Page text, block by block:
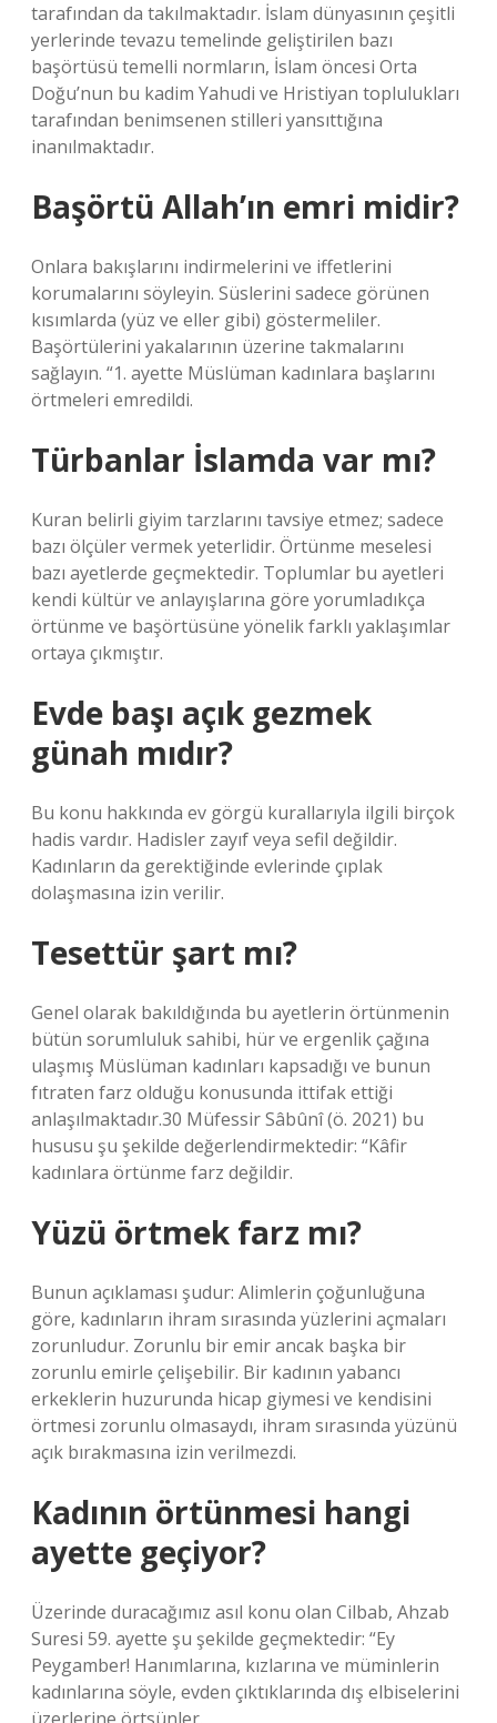
tarafından da takılmaktadır. İslam dünyasının çeşitli
yerlerinde tevazu temelinde geliştirilen bazı
başörtüsü temelli normların, İslam öncesi Orta
Doğu’nun bu kadim Yahudi ve Hristiyan toplulukları
tarafından benimsenen stilleri yansıttığına
inanılmaktadır.
Başörtü Allah’ın emri midir?
Onlara bakışlarını indirmelerini ve iffetlerini
korumalarını söyleyin. Süslerini sadece görünen
kısımlarda (yüz ve eller gibi) göstermeliler.
Başörtülerini yakalarının üzerine takmalarını
sağlayın. “1. ayette Müslüman kadınlara başlarını
örtmeleri emredildi.
Türbanlar İslamda var mı?
Kuran belirli giyim tarzlarını tavsiye etmez; sadece
bazı ölçüler vermek yeterlidir. Örtünme meselesi
bazı ayetlerde geçmektedir. Toplumlar bu ayetleri
kendi kültür ve anlayışlarına göre yorumladıkça
örtünme ve başörtüsüne yönelik farklı yaklaşımlar
ortaya çıkmıştır.
Evde başı açık gezmek
günah mıdır?
Bu konu hakkında ev görgü kurallarıyla ilgili birçok
hadis vardır. Hadisler zayıf veya sefil değildir.
Kadınların da gerektiğinde evlerinde çıplak
dolaşmasına izin verilir.
Tesettür şart mı?
Genel olarak bakıldığında bu ayetlerin örtünmenin
bütün sorumluluk sahibi, hür ve ergenlik çağına
ulaşmış Müslüman kadınları kapsadığı ve bunun
fıtraten farz olduğu konusunda ittifak ettiği
anlaşılmaktadır.30 Müfessir Sâbûnî (ö. 2021) bu
hususu şu şekilde değerlendirmektedir: “Kâfir
kadınlara örtünme farz değildir.
Yüzü örtmek farz mı?
Bunun açıklaması şudur: Alimlerin çoğunluğuna
göre, kadınların ihram sırasında yüzlerini açmaları
zorunludur. Zorunlu bir emir ancak başka bir
zorunlu emirle çelişebilir. Bir kadının yabancı
erkeklerin huzurunda hicap giymesi ve kendisini
örtmesi zorunlu olmasaydı, ihram sırasında yüzünü
açık bırakmasına izin verilmezdi.
Kadının örtünmesi hangi
ayette geçiyor?
Üzerinde duracağımız asıl konu olan Cilbab, Ahzab
Suresi 59. ayette şu şekilde geçmektedir: “Ey
Peygamber! Hanımlarına, kızlarına ve müminlerin
kadınlarına söyle, evden çıktıklarında dış elbiselerini